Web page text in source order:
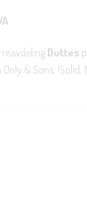
Duttes
& Sons, !Solid,